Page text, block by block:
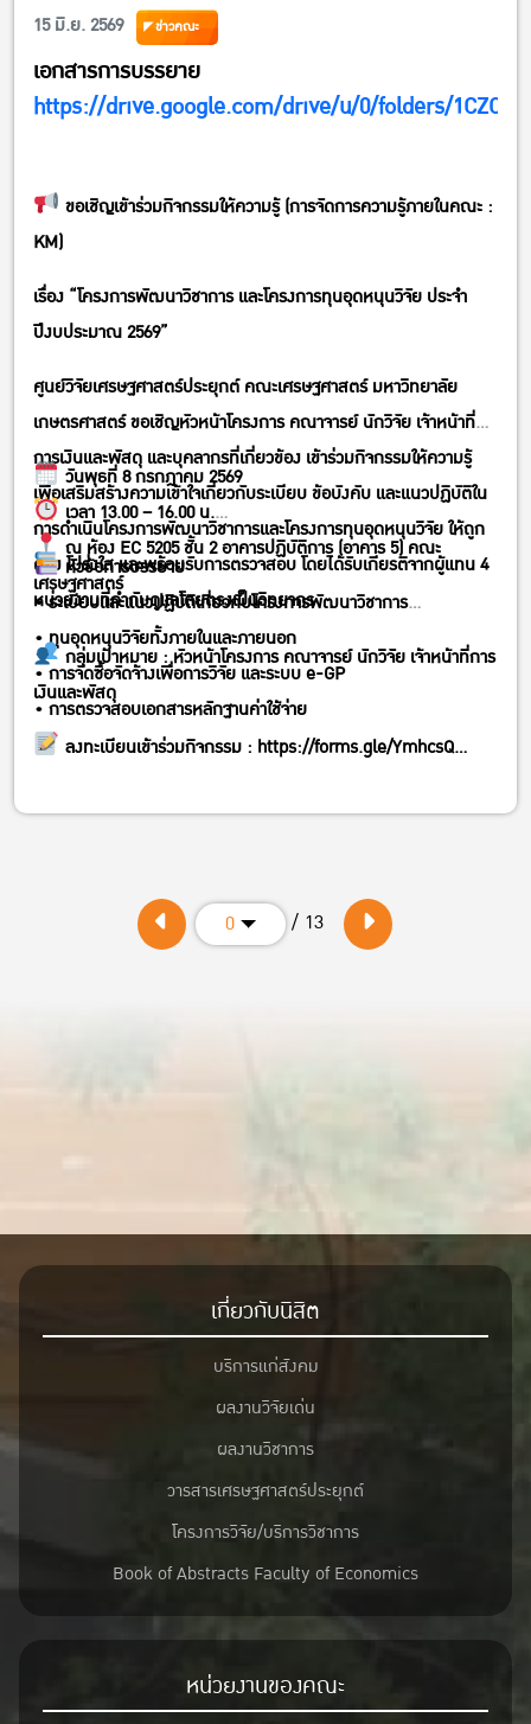
15 มิ.ย. 2569 ข่าวคณะ
เอกสารการบรรยาย
https://drive.google.com/drive/u/0/folders/
ขอเชิญเข้าร่วมกิจกรรมให้ความรู้ (การจัดการความรู้ภายในคณะ :
KM)
เรื่อง “โครงการพัฒนาวิชาการ และโครงการทุนอุดหนุนวิจัย ประจำ
ปีงบประมาณ 2569”
ศูนย์วิจัยเศรษฐศาสตร์ประยุกต์ คณะเศรษฐศาสตร์ มหาวิทยาลัย
เกษตรศาสตร์ ขอเชิญหัวหน้าโครงการ คณาจารย์ นักวิจัย เจ้าหน้าที่
การเงินและพัสดุ และบุคลากรที่เกี่ยวข้อง เข้าร่วมกิจกรรมให้ความรู้
เพื่อเสริมสร้างความเข้าใจเกี่ยวกับระเบียบ ข้อบังคับ และแนวปฏิบัติใน
การดำเนินโครงการพัฒนาวิชาการและโครงการทุนอุดหนุนวิจัย ให้ถูก
ต้อง โปร่งใส และพร้อมรับการตรวจสอบ โดยได้รับเกียรติจากผู้แทน 4
หน่วยงานที่กำกับดูแลโดยตรงเป็นวิทยากร
วันพุธที่ 8 กรกฎาคม 2569
เวลา 13.00 – 16.00 น.
ณ ห้อง EC 5205 ชั้น 2 อาคารปฏิบัติการ (อาคาร 5) คณะ
เศรษฐศาสตร์
หัวข้อการบรรยาย
• ระเบียบและแนวปฏิบัติเกี่ยวกับโครงการพัฒนาวิชาการ
• ทุนอุดหนุนวิจัยทั้งภายในและภายนอก
• การจัดซื้อจัดจ้างเพื่อการวิจัย และระบบ e-GP
• การตรวจสอบเอกสารหลักฐานค่าใช้จ่าย
กลุ่มเป้าหมาย : หัวหน้าโครงการ คณาจารย์ นักวิจัย เจ้าหน้าที่การ
เงินและพัสดุ
ลงทะเบียนเข้าร่วมกิจกรรม : https://forms.gle/YmhcsQ…
0 / 13
เกี่ยวกับนิสิต
บริการแก่สังคม
ผลงานวิจัยเด่น
ผลงานวิชาการ
วารสารเศรษฐศาสตร์ประยุกต์
โครงการวิจัย/บริการวิชาการ
Book of Abstracts Faculty of Economics
หน่วยงานของคณะ